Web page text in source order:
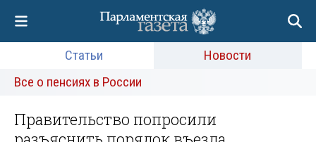
Статьи
Новости
Все о пенсиях в России
Правительство попросили